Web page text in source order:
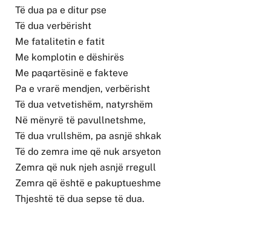
Të dua pa e ditur pse
Të dua verbërisht
Me fatalitetin e fatit
Me komplotin e dëshirës
Me paqartësinë e fakteve
Pa e vrarë mendjen, verbërisht
Të dua vetvetishëm, natyrshëm
Në mënyrë të pavullnetshme,
Të dua vrullshëm, pa asnjë shkak
Të do zemra ime që nuk arsyeton
Zemra që nuk njeh asnjë rregull
Zemra që është e pakuptueshme
Thjeshtë të dua sepse të dua.